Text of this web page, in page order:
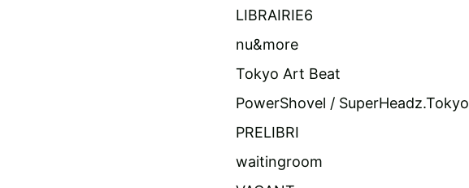
LIBRAIRIE6
nu&more
Tokyo Art Beat
PowerShovel / SuperHeadz.Tokyo
PRELIBRI
waitingroom